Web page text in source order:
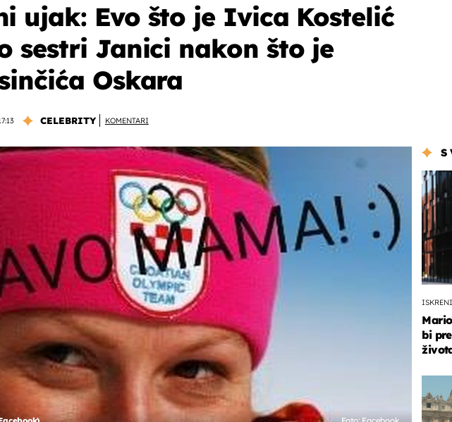
ujak: Evo što je Ivica Kostelić
sestri Janici nakon što je
Oskara
CELEBRITY KOMENTARI
bi